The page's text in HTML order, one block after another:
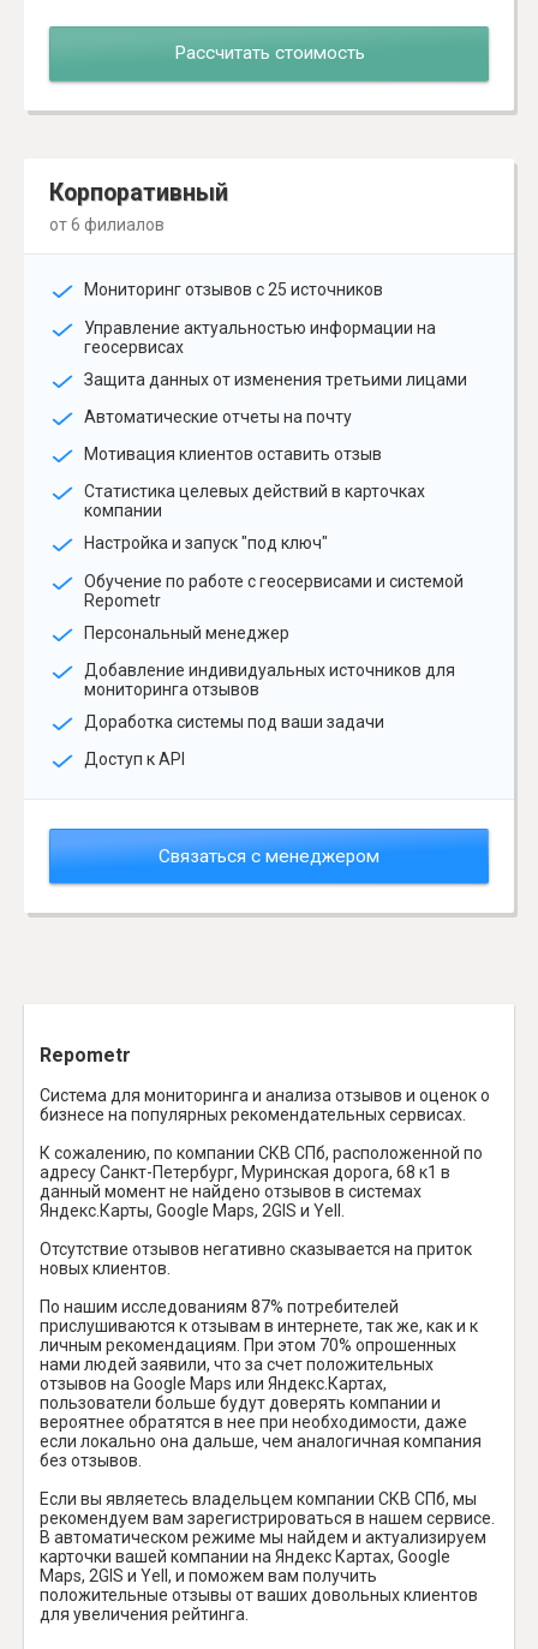
Рассчитать стоимость
Корпоративный
от 6 филиалов
Мониторинг отзывов с 25 источников
Управление актуальностью информации на
геосервисах
Защита данных от изменения третьими лицами
Автоматические отчеты на почту
Мотивация клиентов оставить отзыв
Статистика целевых действий в карточках
компании
Настройка и запуск "под ключ"
Обучение по работе с геосервисами и системой
Repometr
Персональный менеджер
Добавление индивидуальных источников для
мониторинга отзывов
Доработка системы под ваши задачи
Доступ к API
Связаться с менеджером
Repometr
Система для мониторинга и анализа отзывов и оценок о
бизнесе на популярных рекомендательных сервисах.
К сожалению, по компании СКВ СПб, расположенной по
адресу Санкт-Петербург, Муринская дорога, 68 к1 в
данный момент не найдено отзывов в системах
Яндекс.Карты, Google Maps, 2GIS и Yell.
Отсутствие отзывов негативно сказывается на приток
новых клиентов.
По нашим исследованиям 87% потребителей
прислушиваются к отзывам в интернете, так же, как и к
личным рекомендациям. При этом 70% опрошенных
нами людей заявили, что за счет положительных
отзывов на Google Maps или Яндекс.Картах,
пользователи больше будут доверять компании и
вероятнее обратятся в нее при необходимости, даже
если локально она дальше, чем аналогичная компания
без отзывов.
Если вы являетесь владельцем компании СКВ СПб, мы
рекомендуем вам зарегистрироваться в нашем сервисе.
В автоматическом режиме мы найдем и актуализируем
карточки вашей компании на Яндекс Картах, Google
Maps, 2GIS и Yell, и поможем вам получить
положительные отзывы от ваших довольных клиентов
для увеличения рейтинга.